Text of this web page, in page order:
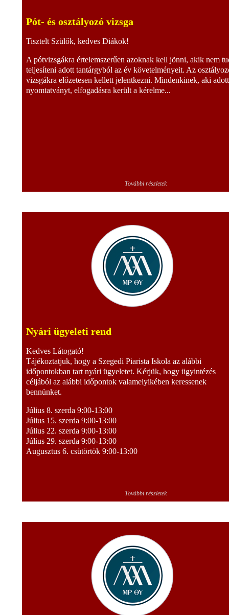
Pót- és osztályozó vizsga
Tisztelt Szülők, kedves Diákok!
A pótvizsgákra értelemszerűen azoknak kell jönni, akik nem
teljesíteni adott tantárgyból az év követelményeit. Az
vizsgákra előzetesen kellett jelentkezni. Mindenkinek, aki
nyomtatványt, elfogadásra került a kérelme...
További részletek
Nyári ügyeleti rend
Kedves Látogató!
Tájékoztatjuk, hogy a Szegedi Piarista Iskola az alábbi
időpontokban tart nyári ügyeletet. Kérjük, hogy ügyintézés
céljából az alábbi időpontok valamelyikében keressenek
bennünket.
Július 8. szerda 9:00-13:00
Július 15. szerda 9:00-13:00
Július 22. szerda 9:00-13:00
Július 29. szerda 9:00-13:00
Augusztus 6. csütörtök 9:00-13:00
További részletek